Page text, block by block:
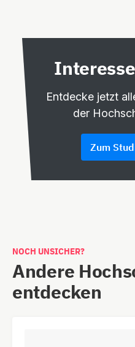
Entdecke jetzt
der
Zum
NOCH UNSICHER?
Andere
entdecken